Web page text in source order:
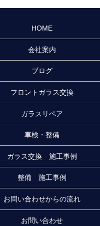
HOME
会社案内
ブログ
フロントガラス交換
ガラスリペア
車検・整備
ガラス交換 施工事例
整備 施工事例
お問い合わせからの流れ
お問い合わせ